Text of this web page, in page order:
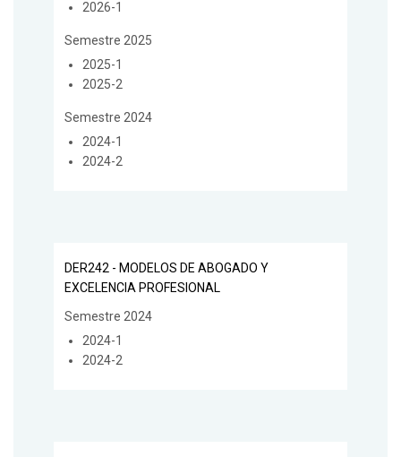
2026-1
Semestre 2025
2025-1
2025-2
Semestre 2024
2024-1
2024-2
DER242 - MODELOS DE ABOGADO Y
EXCELENCIA PROFESIONAL
Semestre 2024
2024-1
2024-2